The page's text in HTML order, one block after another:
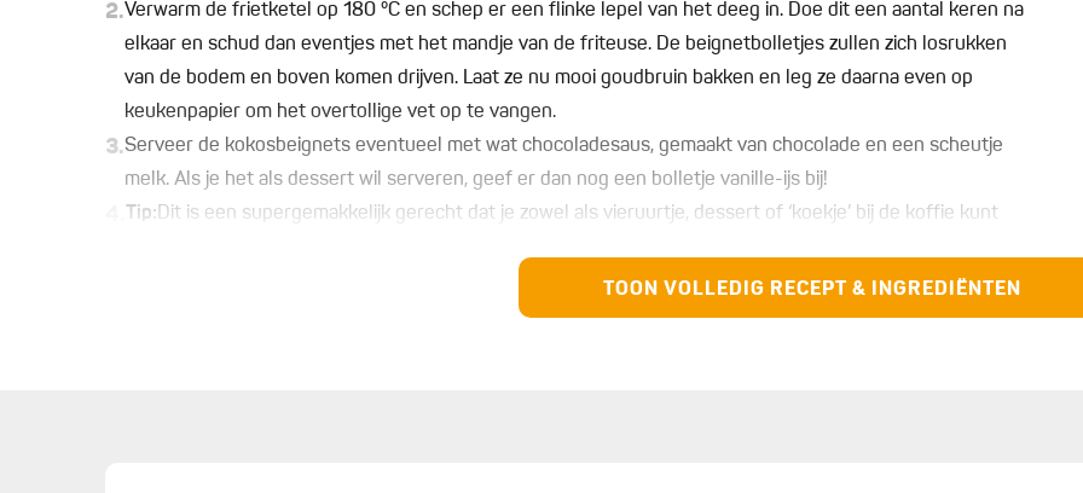
2.Verwarm de frietketel op 180 °C en schep er een flinke lepel van het deeg in. Doe dit een aantal keren na
elkaar en schud dan eventjes met het mandje van de friteuse. De beignetbolletjes zullen zich losrukken
van de bodem en boven komen drijven. Laat ze nu mooi goudbruin bakken en leg ze daarna even op
keukenpapier om het overtollige vet op te vangen.
3.Serveer de kokosbeignets eventueel met wat chocoladesaus, gemaakt van chocolade en een scheutje
melk. Als je het als dessert wil serveren, geef er dan nog een bolletje vanille-ijs bij!
Tip:Dit is een supergemakkelijk gerecht dat je zowel als vieruurtje, dessert of ‘koekje’ bij de koffie kunt
TOON VOLLEDIG RECEPT & INGREDIËNTEN